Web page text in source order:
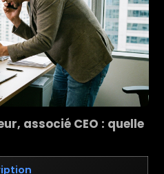
associé CEO : quelle